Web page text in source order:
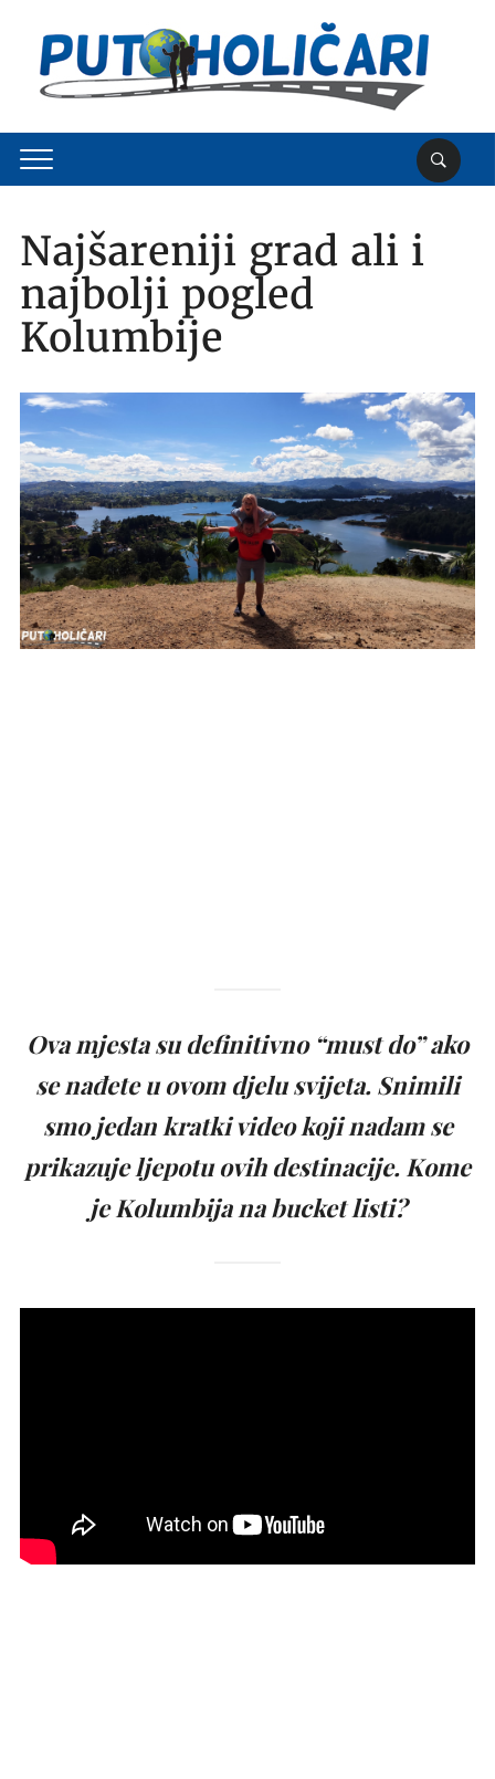
Najšareniji grad ali i
najbolji pogled
Kolumbije
Ova mjesta su definitivno “must do” ako
se nađete u ovom djelu svijeta. Snimili
smo jedan kratki video koji nadam se
prikazuje ljepotu ovih destinacije. Kome
je Kolumbija na bucket listi?